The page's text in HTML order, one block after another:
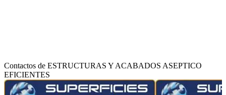
Contactos de ESTRUCTURAS Y ACABADOS ASEPTICO
EFICIENTES